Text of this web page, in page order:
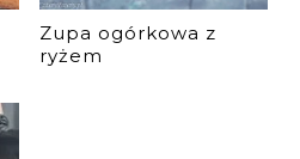
Zupa ogórkowa z
ryżem